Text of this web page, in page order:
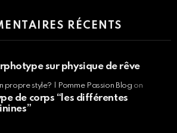
RÉCENTS
sur physique de rêve
propre style? | Pomme Passion Blog on
de corps “les différentes